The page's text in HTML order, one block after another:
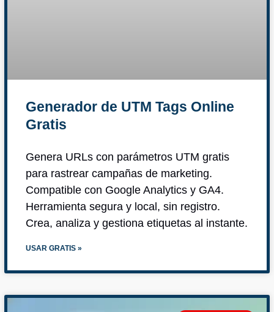
Generador de UTM Tags Online
Gratis
Genera URLs con parámetros UTM gratis
para rastrear campañas de marketing.
Compatible con Google Analytics y GA4.
Herramienta segura y local, sin registro.
Crea, analiza y gestiona etiquetas al instante.
USAR GRATIS »